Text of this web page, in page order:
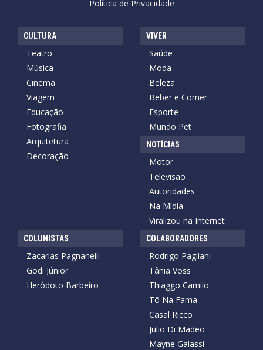
Política de Privacidade
CULTURA
Teatro
Música
Cinema
Viagem
Educação
Fotografia
Arquitetura
Decoração
VIVER
Saúde
Moda
Beleza
Beber e Comer
Esporte
Mundo Pet
NOTÍCIAS
Motor
Televisão
Autoridades
Na Mídia
Viralizou na Internet
COLUNISTAS
Zacarias Pagnanelli
Godi Júnior
Heródoto Barbeiro
COLABORADORES
Rodrigo Pagliani
Tânia Voss
Thiaggo Camilo
Tô Na Fama
Casal Ricco
Julio Di Madeo
Mayne Galassi